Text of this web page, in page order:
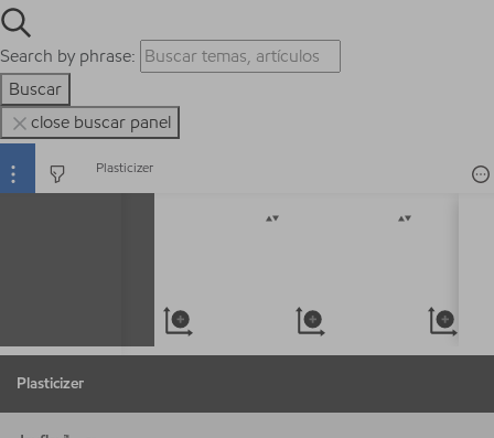
Search by phrase:
Buscar
close buscar panel
Plasticizer
Plasticizer